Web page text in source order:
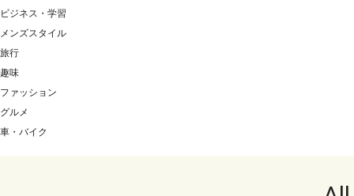
ビジネス・学習
メンズスタイル
旅行
趣味
ファッション
グルメ
車・バイク